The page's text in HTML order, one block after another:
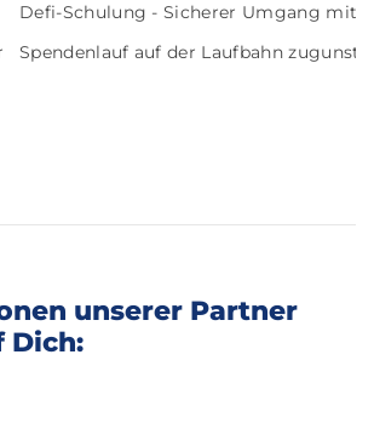
Defi-Schulung - Sicherer Umgang mit
Spendenlauf auf der Laufbahn
unserer Partner
Dich: